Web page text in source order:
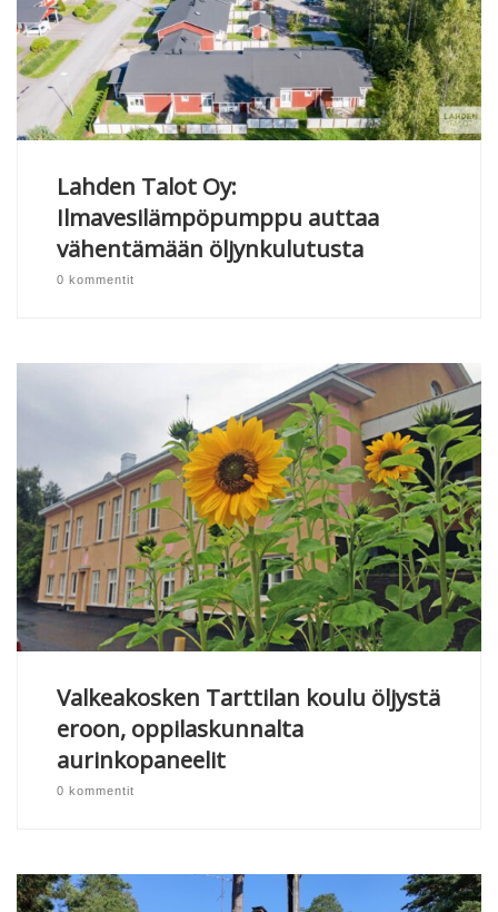
Lahden Talot Oy:
Ilmavesilämpöpumppu auttaa
vähentämään öljynkulutusta
0 kommentit
Valkeakosken Tarttilan koulu öljystä
eroon, oppilaskunnalta
aurinkopaneelit
0 kommentit